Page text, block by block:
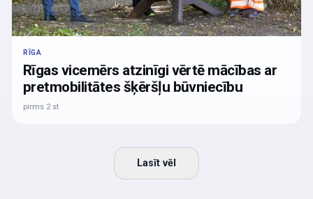
RĪGA
Rīgas vicemērs atzinīgi vērtē mācības ar
pretmobilitātes šķēršļu būvniecību
pirms 2 st
Lasīt vēl